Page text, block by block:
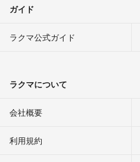
ガイド
ラクマ公式ガイド
ラクマについて
会社概要
利用規約